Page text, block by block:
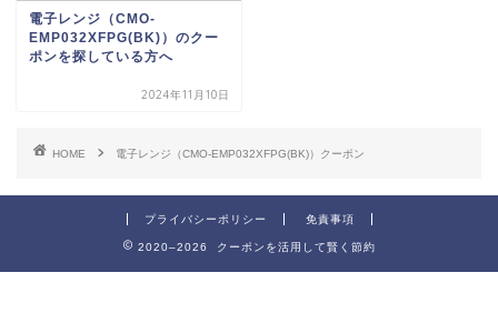
電子レンジ（CMO-
EMP032XFPG(BK)）のクー
ポンを探している方へ
2024年11月10日
HOME 電子レンジ（CMO-EMP032XFPG(BK)）クーポン
プライバシーポリシー 免責事項
2020–2026 クーポンを活用して賢く節約